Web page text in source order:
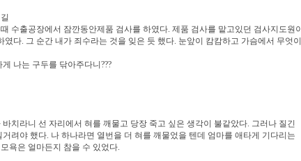
수출공장에서 잠깐동안제품 검사를 하였다. 제품 검사를 맡고있던 검사지도원이
다. 그 순간 내가 죄수라는 것을 잊은 듯 했다. 눈앞이 캄캄하고 가슴에서 무엇이
나는 구두를 닦아주다니???
치라니 선 자리에서 혀를 깨물고 당장 죽고 싶은 생각이 불같았다. 그러나 질긴
려야 했다. 나 하나라면 열번을 더 혀를 깨물었을 텐데 엄마를 애타게 기다리는
욕은 얼마든지 참을 수 있었다.